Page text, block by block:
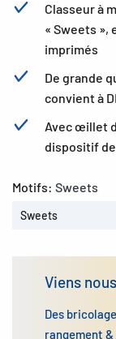
Classeur à
« Sweets
imprimés
De grande
convient à
Avec œillet
dispositif
Motifs: Sweets
Sweets
Viens
Des
rangement &